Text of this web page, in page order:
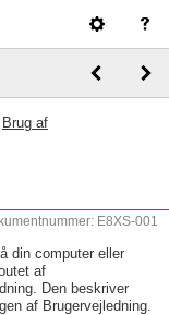
Brug af
E8XS-001
din computer eller
af
Den beskriver
af Brugervejledning.